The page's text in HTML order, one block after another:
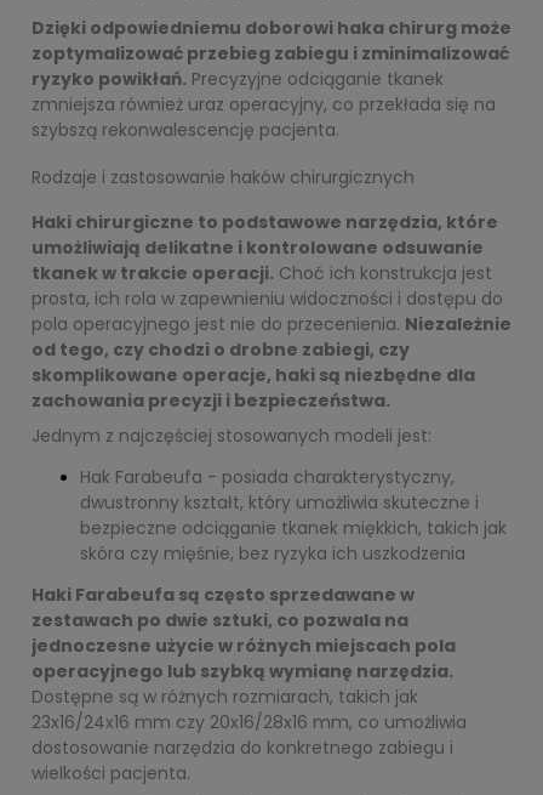
Dzięki odpowiedniemu doborowi haka chirurg może
zoptymalizować przebieg zabiegu i zminimalizować
ryzyko powikłań. Precyzyjne odciąganie tkanek
zmniejsza również uraz operacyjny, co przekłada się na
szybszą rekonwalescencję pacjenta.
Rodzaje i zastosowanie haków chirurgicznych
Haki chirurgiczne to podstawowe narzędzia, które
umożliwiają delikatne i kontrolowane odsuwanie
tkanek w trakcie operacji. Choć ich konstrukcja jest
prosta, ich rola w zapewnieniu widoczności i dostępu do
pola operacyjnego jest nie do przecenienia. Niezależnie
od tego, czy chodzi o drobne zabiegi, czy
skomplikowane operacje, haki są niezbędne dla
zachowania precyzji i bezpieczeństwa.
Jednym z najczęściej stosowanych modeli jest:
Hak Farabeufa - posiada charakterystyczny,
dwustronny kształt, który umożliwia skuteczne i
bezpieczne odciąganie tkanek miękkich, takich jak
skóra czy mięśnie, bez ryzyka ich uszkodzenia
Haki Farabeufa są często sprzedawane w
zestawach po dwie sztuki, co pozwala na
jednoczesne użycie w różnych miejscach pola
operacyjnego lub szybką wymianę narzędzia.
Dostępne są w różnych rozmiarach, takich jak
23x16/24x16 mm czy 20x16/28x16 mm, co umożliwia
dostosowanie narzędzia do konkretnego zabiegu i
wielkości pacjenta.